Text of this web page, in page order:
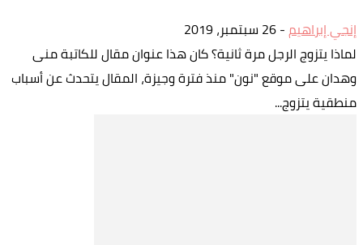
إنجي إبراهيم-26 سبتمبر، 2019
لماذا يتزوج الرجل مرة ثانية؟ كان هذا عنوان مقال للكاتبة منى
وهدان على موقع "نون" منذ فترة وجيزة، المقال يتحدث عن أسباب
منطقية يتزوج...